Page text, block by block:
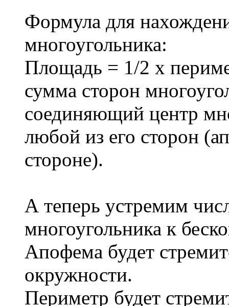
Формула для
многоугольника:
Площадь = 1/2 х
сумма сторон
соединяющий центр
любой из его сторон
стороне).
А теперь устремим
многоугольника к
Апофема будет
окружности.
Периметр будет